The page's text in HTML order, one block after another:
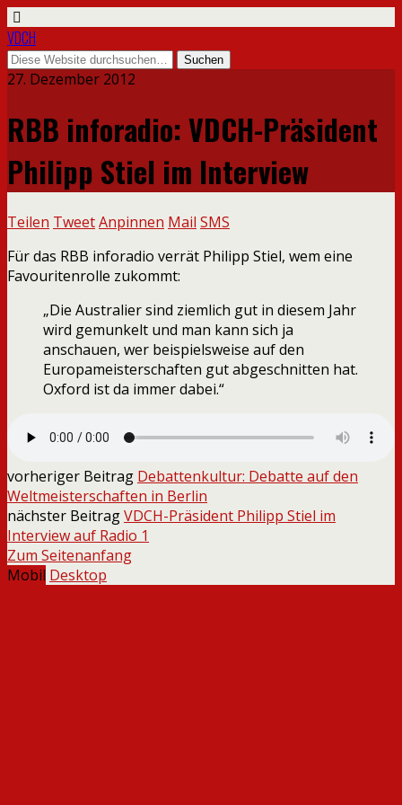
VDCH
27. Dezember 2012
RBB inforadio: VDCH-Präsident
Philipp Stiel im Interview
Teilen TweetAnpinnen Mail SMS
Für das RBB inforadio verrät Philipp Stiel, wem eine
Favouritenrolle zukommt:
„Die Australier sind ziemlich gut in diesem Jahr
wird gemunkelt und man kann sich ja
anschauen, wer beispielsweise auf den
Europameisterschaften gut abgeschnitten hat.
Oxford ist da immer dabei.“
vorheriger Beitrag Debattenkultur: Debatte auf den
Weltmeisterschaften in Berlin
nächster BeitragVDCH-Präsident Philipp Stiel im
Interview auf Radio 1
Zum Seitenanfang
Mobil Desktop